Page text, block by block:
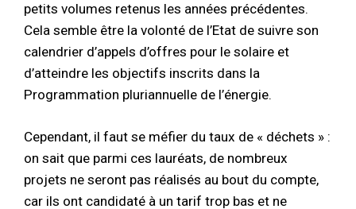
petits volumes retenus les années précédentes.
Cela semble être la volonté de l’Etat de suivre son
calendrier d’appels d’offres pour le solaire et
d’atteindre les objectifs inscrits dans la
Programmation pluriannuelle de l’énergie.
Cependant, il faut se méfier du taux de « déchets » :
on sait que parmi ces lauréats, de nombreux
projets ne seront pas réalisés au bout du compte,
car ils ont candidaté à un tarif trop bas et ne